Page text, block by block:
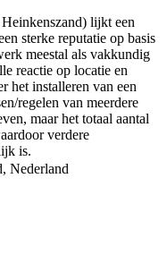
lijkt een
sterke reputatie op basis
meestal als vakkundig
reactie op locatie en
het installeren van een
regelen van meerdere
maar het totaal aantal
verdere
is.
Nederland